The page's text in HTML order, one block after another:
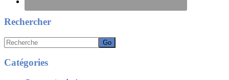
Rechercher
Recherche
Catégories